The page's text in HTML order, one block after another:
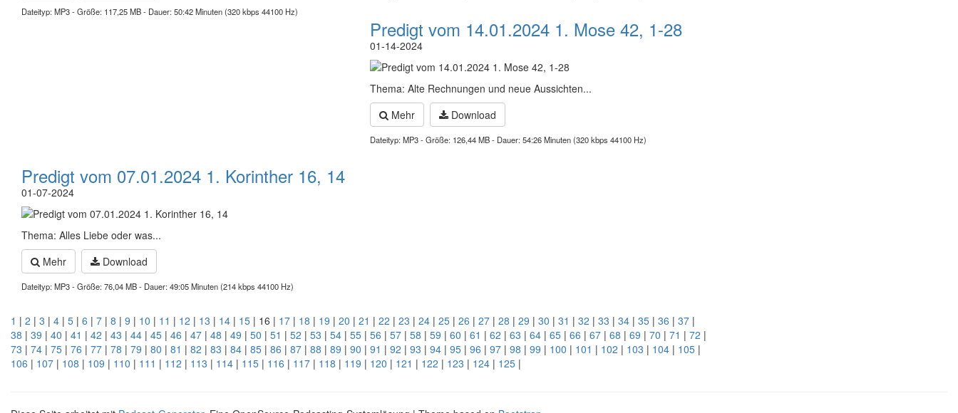
Dateityp: MP3 - Größe: 117,25 MB - Dauer: 50:42 Minuten (320 kbps 44100 Hz)
Predigt vom 14.01.2024 1. Mose 42, 1-28
01-14-2024
Thema: Alte Rechnungen und neue Aussichten...
Mehr
Download
Dateityp: MP3 - Größe: 126,44 MB - Dauer: 54:26 Minuten (320 kbps 44100 Hz)
Predigt vom 07.01.2024 1. Korinther 16, 14
01-07-2024
Thema: Alles Liebe oder was...
Mehr
Download
Dateityp: MP3 - Größe: 76,04 MB - Dauer: 49:05 Minuten (214 kbps 44100 Hz)
1 | 2 | 3 | 4 | 5 | 6 | 7 | 8 | 9 | 10 | 11 | 12 | 13 | 14 | 15 | 16 | 17 | 18 | 19 | 20 | 21 | 22 | 23 | 24 | 25 | 26 | 27 | 28 | 29 | 30 | 31 | 32 | 33 | 34 | 35 | 36 | 37 |
38 | 39 | 40 | 41 | 42 | 43 | 44 | 45 | 46 | 47 | 48 | 49 | 50 | 51 | 52 | 53 | 54 | 55 | 56 | 57 | 58 | 59 | 60 | 61 | 62 | 63 | 64 | 65 | 66 | 67 | 68 | 69 | 70 | 71 | 72 |
73 | 74 | 75 | 76 | 77 | 78 | 79 | 80 | 81 | 82 | 83 | 84 | 85 | 86 | 87 | 88 | 89 | 90 | 91 | 92 | 93 | 94 | 95 | 96 | 97 | 98 | 99 | 100 | 101 | 102 | 103 | 104 | 105 |
106 | 107 | 108 | 109 | 110 | 111 | 112 | 113 | 114 | 115 | 116 | 117 | 118 | 119 | 120 | 121 | 122 | 123 | 124 | 125 |